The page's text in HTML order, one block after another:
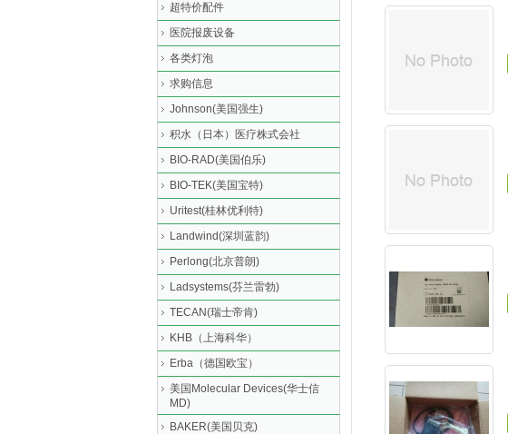
超特价配件
医院报废设备
各类灯泡
求购信息
Johnson(美国强生)
积水（日本）医疗株式会社
BIO-RAD(美国伯乐)
BIO-TEK(美国宝特)
Uritest(桂林优利特)
Landwind(深圳蓝韵)
Perlong(北京普朗)
Ladsystems(芬兰雷勃)
TECAN(瑞士帝肯)
KHB（上海科华）
Erba（德国欧宝）
美国Molecular Devices(华士信
MD)
BAKER(美国贝克)